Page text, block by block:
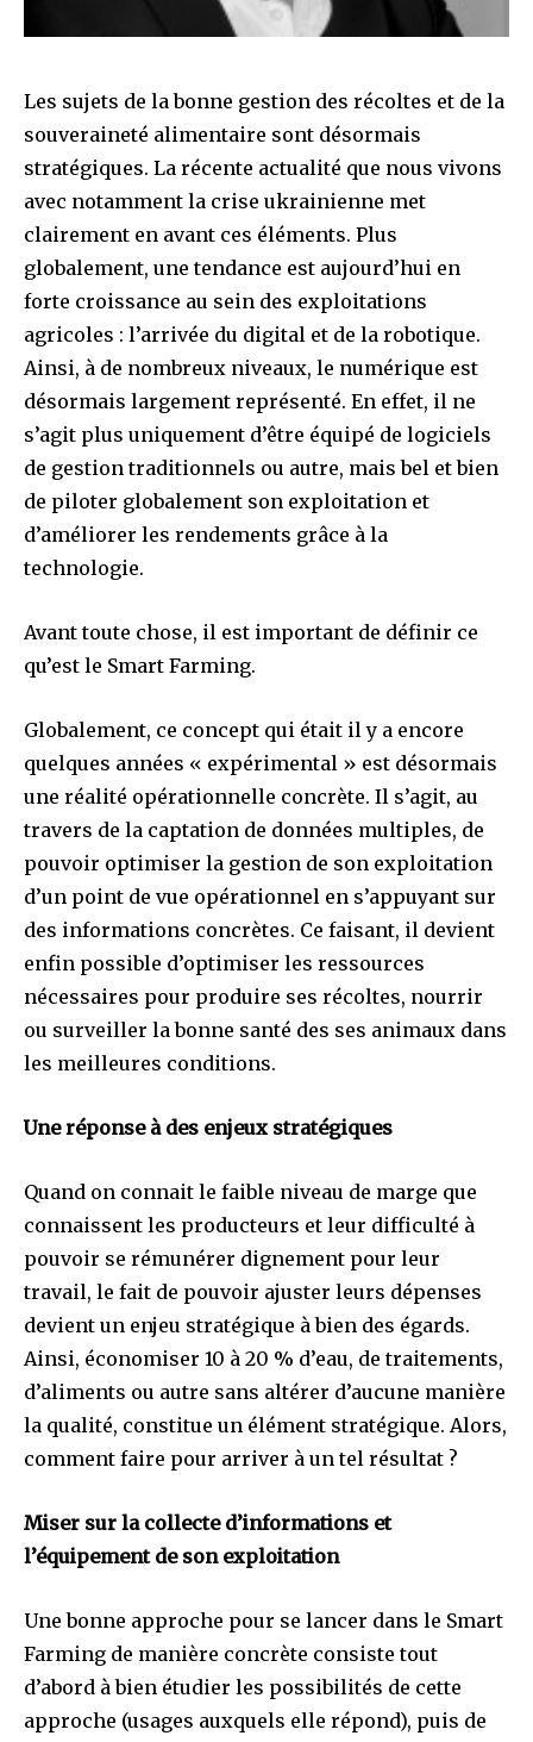
Les sujets de la bonne gestion des récoltes et de la
souveraineté alimentaire sont désormais
stratégiques. La récente actualité que nous vivons
avec notamment la crise ukrainienne met
clairement en avant ces éléments. Plus
globalement, une tendance est aujourd’hui en
forte croissance au sein des exploitations
agricoles : l’arrivée du digital et de la robotique.
Ainsi, à de nombreux niveaux, le numérique est
désormais largement représenté. En effet, il ne
s’agit plus uniquement d’être équipé de logiciels
de gestion traditionnels ou autre, mais bel et bien
de piloter globalement son exploitation et
d’améliorer les rendements grâce à la
technologie.
Avant toute chose, il est important de définir ce
qu’est le Smart Farming.
Globalement, ce concept qui était il y a encore
quelques années « expérimental » est désormais
une réalité opérationnelle concrète. Il s’agit, au
travers de la captation de données multiples, de
pouvoir optimiser la gestion de son exploitation
d’un point de vue opérationnel en s’appuyant sur
des informations concrètes. Ce faisant, il devient
enfin possible d’optimiser les ressources
nécessaires pour produire ses récoltes, nourrir
ou surveiller la bonne santé des ses animaux dans
les meilleures conditions.
Une réponse à des enjeux stratégiques
Quand on connait le faible niveau de marge que
connaissent les producteurs et leur difficulté à
pouvoir se rémunérer dignement pour leur
travail, le fait de pouvoir ajuster leurs dépenses
devient un enjeu stratégique à bien des égards.
Ainsi, économiser 10 à 20 % d’eau, de traitements,
d’aliments ou autre sans altérer d’aucune manière
la qualité, constitue un élément stratégique. Alors,
comment faire pour arriver à un tel résultat ?
Miser sur la collecte d’informations et
l’équipement de son exploitation
Une bonne approche pour se lancer dans le Smart
Farming de manière concrète consiste tout
d’abord à bien étudier les possibilités de cette
approche (usages auxquels elle répond), puis de